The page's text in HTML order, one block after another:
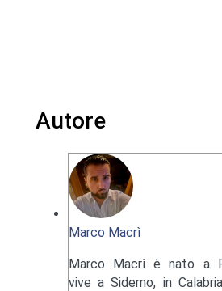
Autore
Marco Macrì
Marco Macrì è nato a
vive a Siderno, in